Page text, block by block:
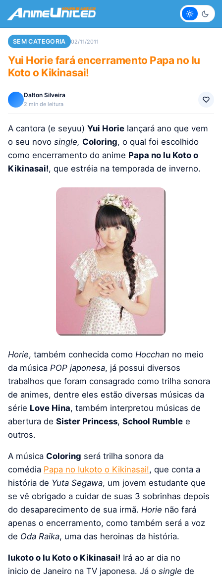
Claro
SEM CATEGORIA 02/11/2011
Yui Horie fará encerramento Papa no Iu
Koto o Kikinasai!
Dalton Silveira
2 min de leitura
A cantora (e seyuu) Yui Horie lançará ano que vem
o seu novo single, Coloring, o qual foi escolhido
como encerramento do anime Papa no Iu Koto o
Kikinasai!, que estréia na temporada de inverno.
Horie, também conhecida como Hocchan no meio
da música POP japonesa, já possui diversos
trabalhos que foram consagrado como trilha sonora
de animes, dentre eles estão diversas músicas da
série Love Hina, também interpretou músicas de
abertura de Sister Princess, School Rumble e
outros.
A música Coloring será trilha sonora da
comédia Papa no Iukoto o Kikinasai!, que conta a
história de Yuta Segawa, um jovem estudante que
se vê obrigado a cuidar de suas 3 sobrinhas depois
do desaparecimento de sua irmã. Horie não fará
apenas o encerramento, como também será a voz
de Oda Raika, uma das heroinas da história.
Iukoto o Iu Koto o Kikinasai! Irá ao ar dia no
inicio de Janeiro na TV japonesa. Já o single de